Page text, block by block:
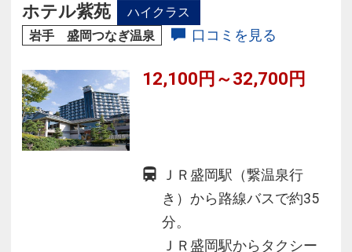
ホテル紫苑
ハイクラス
岩手 盛岡つなぎ温泉
口コミを見る
12,100円～32,700円
ＪＲ盛岡駅（繋温泉行
き）から路線バスで約35
分。
ＪＲ盛岡駅からタクシー